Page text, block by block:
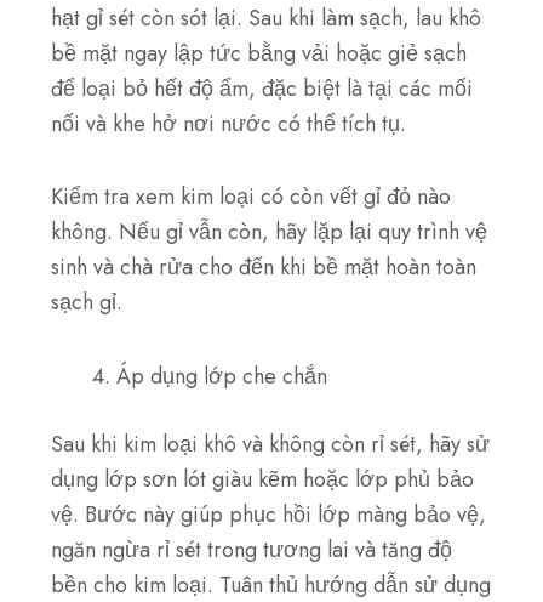
hạt gỉ sét còn sót lại. Sau khi làm sạch, lau khô
bề mặt ngay lập tức bằng vải hoặc giẻ sạch
để loại bỏ hết độ ẩm, đặc biệt là tại các mối
nối và khe hở nơi nước có thể tích tụ.
Kiểm tra xem kim loại có còn vết gỉ đỏ nào
không. Nếu gỉ vẫn còn, hãy lặp lại quy trình vệ
sinh và chà rửa cho đến khi bề mặt hoàn toàn
sạch gỉ.
Áp dụng lớp che chắn
Sau khi kim loại khô và không còn rỉ sét, hãy sử
dụng lớp sơn lót giàu kẽm hoặc lớp phủ bảo
vệ. Bước này giúp phục hồi lớp màng bảo vệ,
ngăn ngừa rỉ sét trong tương lai và tăng độ
bền cho kim loại. Tuân thủ hướng dẫn sử dụng